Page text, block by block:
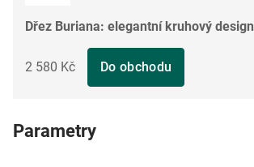
Dřez Buriana: elegantní kruhový design
2 580 Kč Do obchodu
Parametry